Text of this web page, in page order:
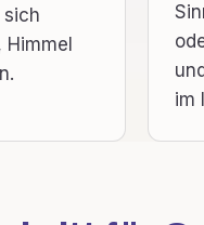
sich
im